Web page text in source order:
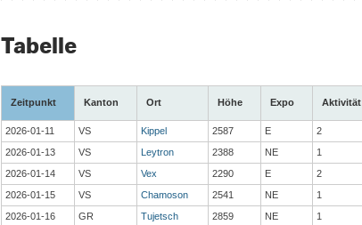
Tabelle
Zeitpunkt Kanton Ort Höhe Expo Aktivität
2026-01-11 VS Kippel 2587 E 2
2026-01-13
VS Leytron 2388 NE 1
2026-01-14
VS Vex 2290 E 2
2026-01-15
VS Chamoson 2541 NE 1
2026-01-16
GR Tujetsch 2859 NE 1